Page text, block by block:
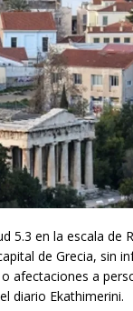
5.3 en la escala de
de Grecia, sin
afectaciones a
diario Ekathimerini.